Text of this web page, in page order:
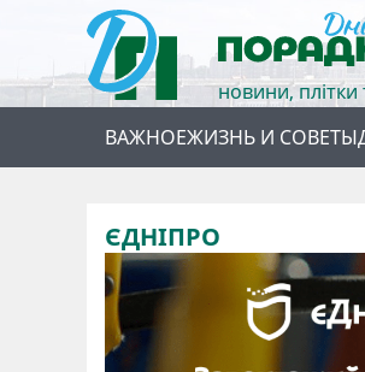
новини,
ВАЖНОЕЖИЗНЬ И СОВЕТЫ
ЄДНІПРО